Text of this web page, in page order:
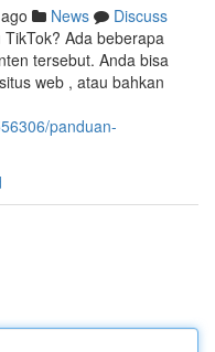
News
Discuss
Ada beberapa
tersebut. Anda bisa
web , atau bahkan
panduan-